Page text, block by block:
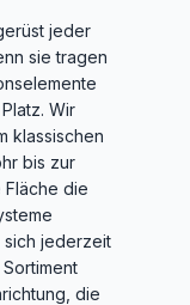
jeder
sie tragen
Wir
klassischen
bis zur
Fläche die
sich jederzeit
die